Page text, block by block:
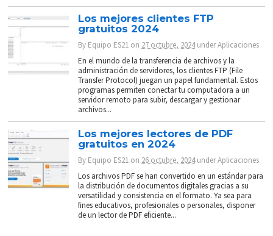
Los mejores clientes FTP
gratuitos 2024
By Equipo ES21 on 27 octubre, 2024 underAplicaciones
En el mundo de la transferencia de archivos y la
administración de servidores, los clientes FTP (File
Transfer Protocol) juegan un papel fundamental. Estos
programas permiten conectar tu computadora a un
servidor remoto para subir, descargar y gestionar
archivos...
Los mejores lectores de PDF
gratuitos en 2024
By Equipo ES21 on 26 octubre, 2024 underAplicaciones
Los archivos PDF se han convertido en un estándar para
la distribución de documentos digitales gracias a su
versatilidad y consistencia en el formato. Ya sea para
fines educativos, profesionales o personales, disponer
de un lector de PDF eficiente...